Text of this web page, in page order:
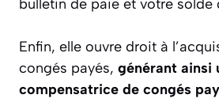
bulletin de paie et votre solde
Enfin, elle ouvre droit à
congés payés, générant ainsi
compensatrice de congés